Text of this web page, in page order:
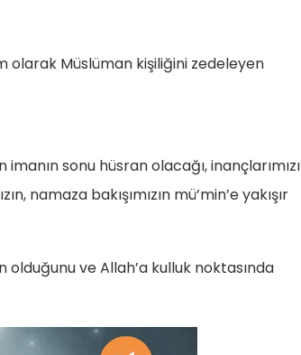
olarak Müslüman kişiliğini zedeleyen
sonu hüsran olacağı, inançlarımızı
namaza bakışımızın mü’min’e yakışır
ve Allah’a kulluk noktasında